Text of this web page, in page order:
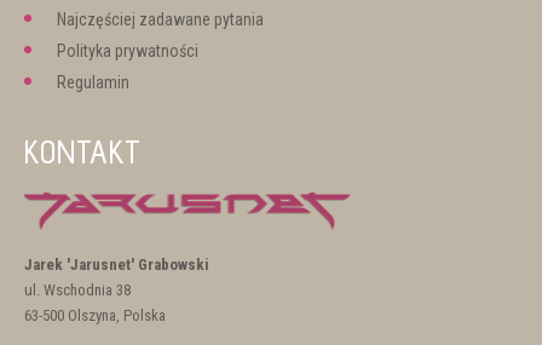
Najczęściej zadawane pytania
Polityka prywatności
Regulamin
KONTAKT
Jarek 'Jarusnet' Grabowski
ul. Wschodnia 38
63-500 Olszyna, Polska